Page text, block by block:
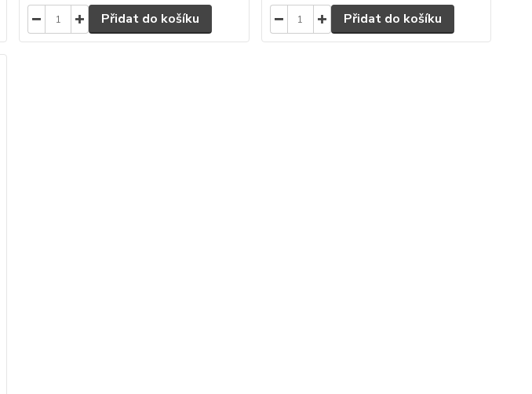
Přidat do košíku Přidat do košíku